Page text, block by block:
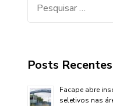
Posts Recentes
Facape abre
seletivos nas